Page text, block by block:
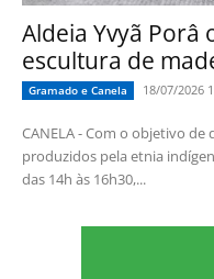
Aldeia Yvyã Porâ
escultura de
Gramado e Canela 18/07/2026
CANELA - Com o objetivo
produzidos pela etnia
das 14h às 16h30,...